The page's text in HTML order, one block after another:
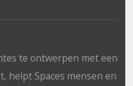
te ontwerpen met een
helpt Spaces mensen en